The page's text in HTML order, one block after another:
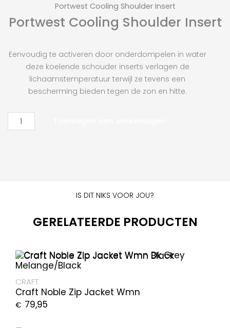
Portwest Cooling Shoulder Insert
Portwest Cooling Shoulder Insert
Eenvoudig te activeren door onderdompelen in water
deze koelende schouder inserts verlagen de
lichaamstemperatuur terwijl ze tevens een
bescherming bieden tegen de zon en hitte.
Portwest
Cooling
IS DIT NIKS VOOR JOU?
GERELATEERDE PRODUCTEN
CRAFT
Craft Noble Zip Jacket Wmn
€ 79,95